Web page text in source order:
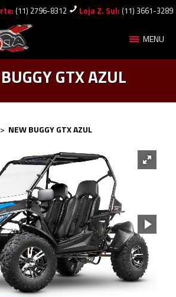
Loja Z. Sul: (11) 3661-3289
(11) 2796-8312
MENU
GTX AZUL
> NEW BUGGY GTX AZUL